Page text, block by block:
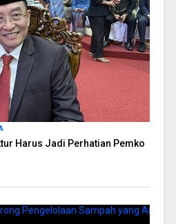
Harus Jadi Perhatian Pemko